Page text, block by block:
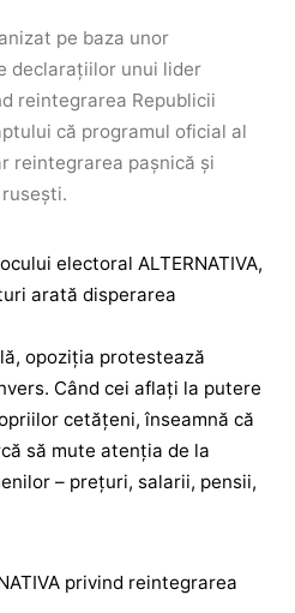
pe baza unor
declarațiilor unui lider
reintegrarea Republicii
că programul oficial al
reintegrarea pașnică și
electoral ALTERNATIVA,
arată disperarea
opoziția protestează
Când cei aflați la putere
cetățeni, înseamnă că
să mute atenția de la
– prețuri, salarii, pensii,
privind reintegrarea